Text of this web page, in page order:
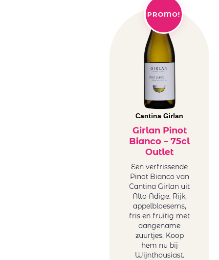
PROMO!
Cantina Girlan
Girlan Pinot
Bianco – 75cl
Outlet
Een verfrissende
Pinot Bianco van
Cantina Girlan uit
Alto Adige. Rijk,
appelbloesems,
fris en fruitig met
aangename
zuurtjes. Koop
hem nu bij
Wijnthousiast.